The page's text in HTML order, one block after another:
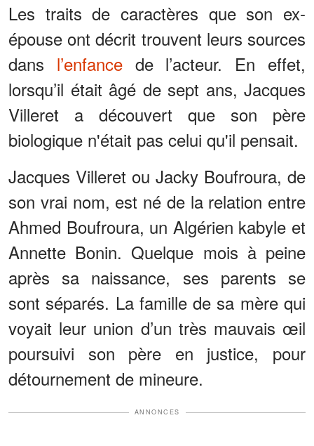
Les traits de caractères que son ex-
épouse ont décrit trouvent leurs sources
dans l’enfancede l’acteur. En effet,
lorsqu’il était âgé de sept ans, Jacques
Villeret a découvert que son père
biologique n'était pas celui qu'il pensait.
Jacques Villeret ou Jacky Boufroura, de
son vrai nom, est né de la relation entre
Ahmed Boufroura, un Algérien kabyle et
Annette Bonin. Quelque mois à peine
après sa naissance, ses parents se
sont séparés. La famille de sa mère qui
voyait leur union d’un très mauvais œil
poursuivi son père en justice, pour
détournement de mineure.
ANNONCES